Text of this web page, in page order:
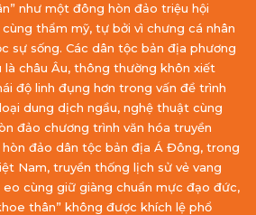
như một đông hòn đảo triệu hội
thẩm mỹ, tự bởi vì chưng cá nhân
sự sống. Các dân tộc bản địa phương
là châu Âu, thông thường khôn xiết
độ linh đụng hơn trong vấn đề trình
dung dịch ngầu, nghệ thuật cùng
đảo chương trình văn hóa truyền
đảo dân tộc bản địa Á Đông, trong
Nam, truyền thống lịch sử vẻ vang
cùng giữ giàng chuẩn mực đạo đức,
thân” không được khích lệ phổ